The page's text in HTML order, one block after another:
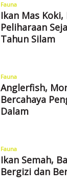
Fauna
Ikan Mas Koki,
Peliharaan
Tahun Silam
Fauna
Anglerfish,
Bercahaya
Dalam
Fauna
Ikan Semah,
Bergizi dan